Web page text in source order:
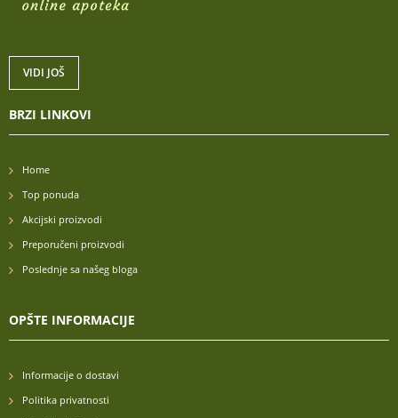
VIDI JOŠ
BRZI LINKOVI
Home
Top ponuda
Akcijski proizvodi
Preporučeni proizvodi
Poslednje sa našeg bloga
OPŠTE INFORMACIJE
Informacije o dostavi
Politika privatnosti